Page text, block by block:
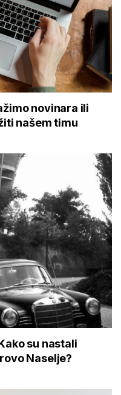
novinara ili
našem timu
su nastali
Naselje?